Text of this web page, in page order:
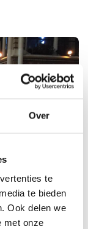
Over
te
te bieden
Ook delen we
met onze